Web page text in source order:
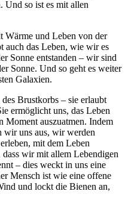
Und so ist es mit allen
Wärme und Leben von der
auch das Leben, wie wir es
Sonne entstanden – wir sind
Sonne. Und so geht es weiter
Galaxien.
Brustkorbs – sie erlaubt
ermöglicht uns, das Leben
Moment auszuatmen. Indem
wir uns aus, wir werden
mit dem Leben
wir mit allem Lebendigen
– dies weckt in uns eine
Mensch ist wie eine offene
und lockt die Bienen an,